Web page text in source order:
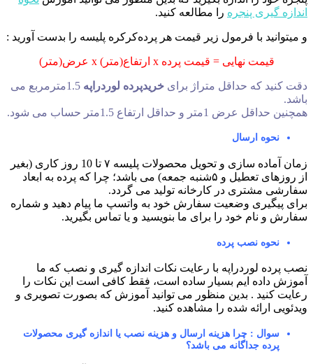
اندازه گیری پنجره را مطالعه کنید.
و میتوانید با فرمول زیر قیمت هر پرده‌کرکره پلیسه را بدست آورید :
قیمت نهایی = قیمت پرده x ارتفاع(متر) x عرض(متر)
دقت کنید که حداقل متراژ برای خریدپرده لوردراپه
1.5مترمربع می
باشد.
همچنین حداقل عرض 1متر و حداقل ارتفاع 1.5متر حساب می شود.
نحوه ارسال
زمان آماده سازی و تحویل محصولات پلیسه ۷ تا 10 روز کاری (بغیر
از روزهای تعطیل و ۵شنبه جمعه) می باشد؛ چرا که پرده به ابعاد
سفارشی مشتری در کارخانه تولید می گردد.
برای پیگیری وضعیت سفارش خود به واتسپ ما پیام دهید و شماره
سفارش و نام خود را برای ما بنویسید و یا تماس بگیرید.
نحوه نصب پرده
نصب پرده لوردراپه با رعایت نکات اندازه گیری و نصب که ما
آموزش داده ایم بسیار ساده است، فقط کافی است این نکات را
رعایت کنید . بدین منظور می توانید آموزش که بصورت تصویری و
ویدئویی ارائه شده را مشاهده کنید.
سوال : چرا هزینه ارسال و هزینه نصب یا اندازه گیری محصولات
پرده جداگانه می باشد؟